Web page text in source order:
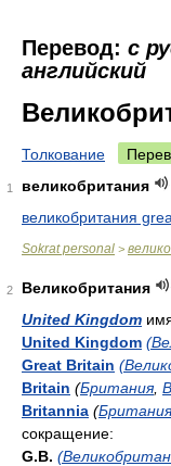
Перевод: с
английский
Толкование
1
великобритания
великобритания
Sokrat personal >
2
Великобритания
United Kingdom
United Kingdom
Great Britain
Britain (Британия,
Britannia (Британия
сокращение:
G.B.